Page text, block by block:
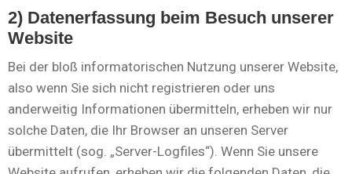
2) Datenerfassung beim Besuch unserer
Website
Bei der bloß informatorischen Nutzung unserer Website,
also wenn Sie sich nicht registrieren oder uns
anderweitig Informationen übermitteln, erheben wir nur
solche Daten, die Ihr Browser an unseren Server
übermittelt (sog. „Server-Logfiles“). Wenn Sie unsere